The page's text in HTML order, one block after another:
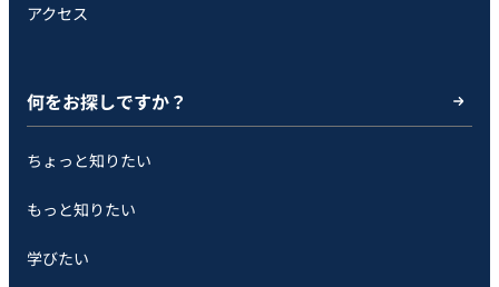
アクセス
何をお探しですか？
ちょっと知りたい
もっと知りたい
学びたい